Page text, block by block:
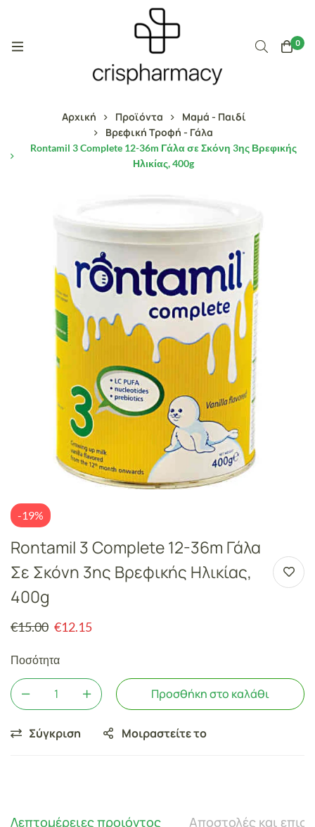
0
Αρχική Προϊόντα
Μαμά - Παιδί
Βρεφική Τροφή - Γάλα
Rontamil 3 Complete 12-36m Γάλα σε Σκόνη 3ης Βρεφικής
Ηλικίας, 400g
-19%
Rontamil 3 Complete 12-36m Γάλα
Σε Σκόνη 3ης Βρεφικής Ηλικίας,
400g
€15.00 €12.15
Ποσότητα
Προσθήκη στο καλάθι
Σύγκριση Μοιραστείτε το
Λεπτομέρειες προιόντος Αποστολές και